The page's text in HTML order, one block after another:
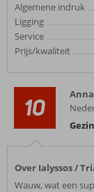
Algemene indruk
Ligging
Service
Prijs/kwaliteit
10
Anna
Over Ialyssos /
Wauw, wat een